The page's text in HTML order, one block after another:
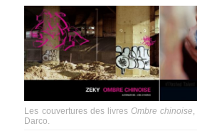
Les couvertures des livresOmbre chinoise
Darco.